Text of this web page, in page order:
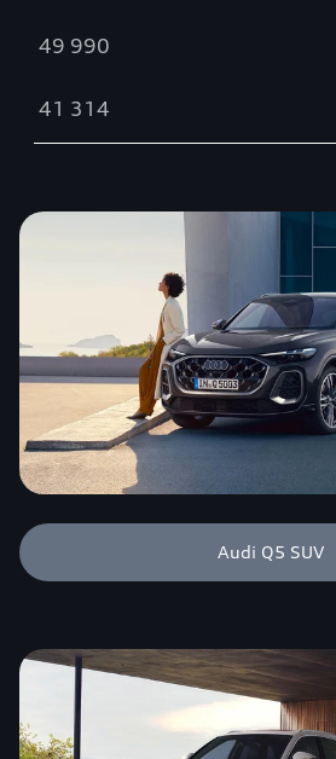
49 990
41 314
Audi Q5 SUV